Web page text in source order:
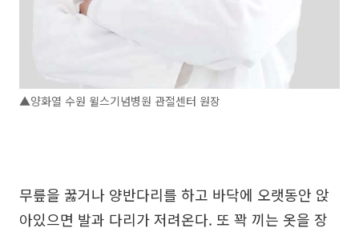
▲양화열 수원 윌스기념병원 관절센터 원장
무릎을 꿇거나 양반다리를 하고 바닥에 오랫동안 앉
아있으면 발과 다리가 저려온다. 또 꽉 끼는 옷을 장